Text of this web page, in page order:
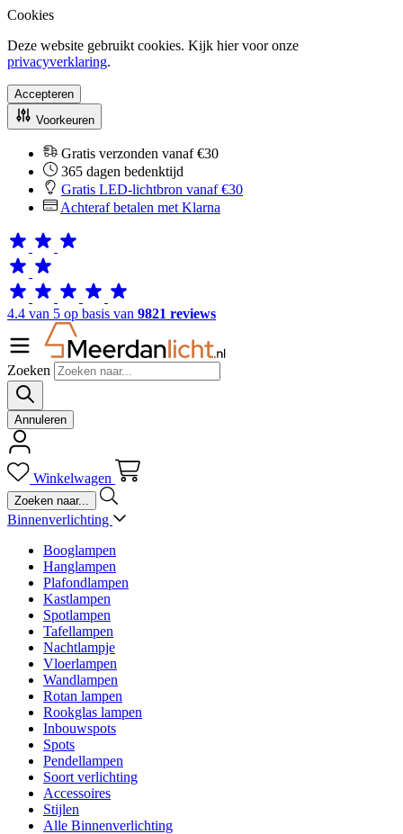
Cookies
Deze website gebruikt cookies. Kijk hier voor onze
privacyverklaring.
Accepteren
Voorkeuren
Gratis verzonden vanaf €30
365 dagen bedenktijd
Gratis LED-lichtbron vanaf €30
Achteraf betalen met Klarna
4.4 van 5 op basis van 9821 reviews
Zoeken
Annuleren
Winkelwagen
Binnenverlichting
Booglampen
Hanglampen
Plafondlampen
Kastlampen
Spotlampen
Tafellampen
Nachtlampje
Vloerlampen
Wandlampen
Rotan lampen
Rookglas lampen
Inbouwspots
Spots
Pendellampen
Soort verlichting
Accessoires
Stijlen
Alle Binnenverlichting